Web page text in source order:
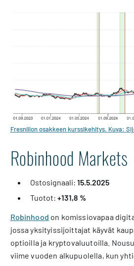
Fresnillon osakkeen kurssikehitys. Kuva:
Robinhood Markets
Ostosignaali: 15.5.2025
Tuotot: +131,8 %
Robinhood on komissiovapaa
jossa yksityissijoittajat käyvät
optioilla ja kryptovaluutoilla.
viime vuoden alkupuolella, kun